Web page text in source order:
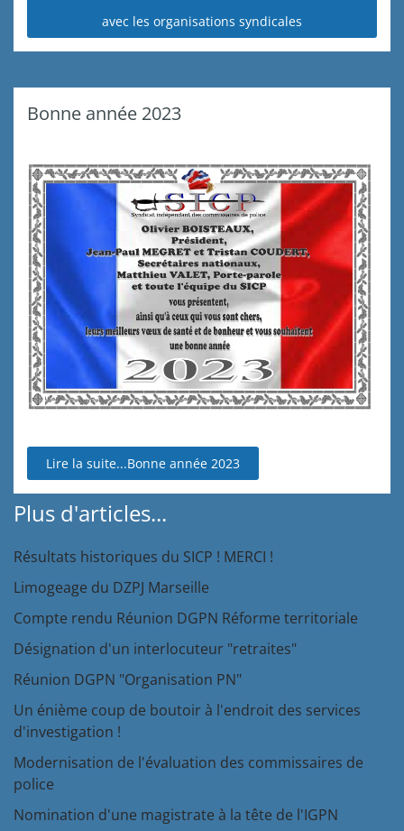
avec les organisations syndicales
Bonne année 2023
Lire la suite...Bonne année 2023
Plus d'articles...
Résultats historiques du SICP ! MERCI !
Limogeage du DZPJ Marseille
Compte rendu Réunion DGPN Réforme territoriale
Désignation d'un interlocuteur "retraites"
Réunion DGPN "Organisation PN"
Un énième coup de boutoir à l'endroit des services
d'investigation !
Modernisation de l'évaluation des commissaires de
police
Nomination d'une magistrate à la tête de l'IGPN